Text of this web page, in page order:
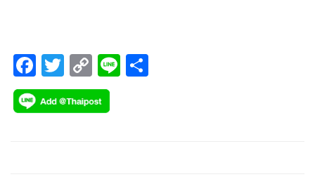
F
ac
e
T
wi
tt
C
o
p
Li